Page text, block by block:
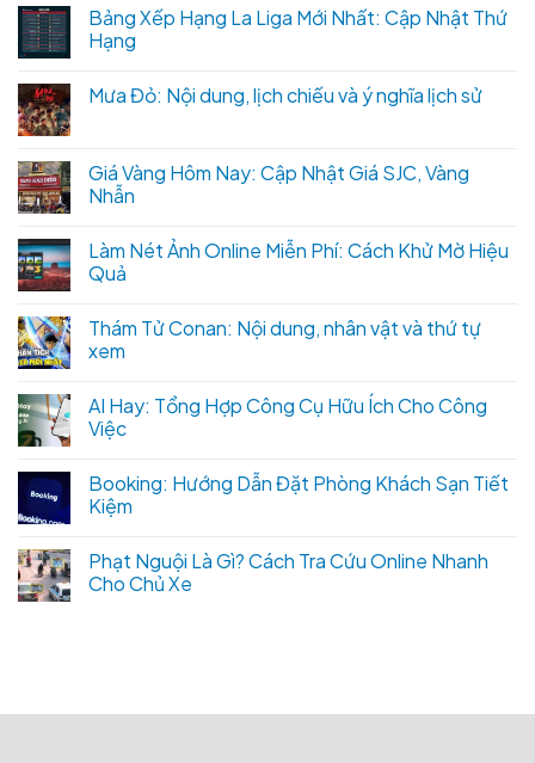
Bảng Xếp Hạng La Liga Mới Nhất: Cập Nhật Thứ
Hạng
Mưa Đỏ: Nội dung, lịch chiếu và ý nghĩa lịch sử
Giá Vàng Hôm Nay: Cập Nhật Giá SJC, Vàng
Nhẫn
Làm Nét Ảnh Online Miễn Phí: Cách Khử Mờ Hiệu
Quả
Thám Tử Conan: Nội dung, nhân vật và thứ tự
xem
AI Hay: Tổng Hợp Công Cụ Hữu Ích Cho Công
Việc
Booking: Hướng Dẫn Đặt Phòng Khách Sạn Tiết
Kiệm
Phạt Nguội Là Gì? Cách Tra Cứu Online Nhanh
Cho Chủ Xe